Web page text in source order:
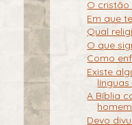
O cristão
Em que
Qual
O que
Como
Existe
A Bíblia
Devo